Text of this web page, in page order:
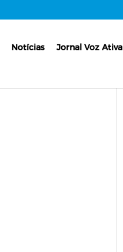
Notícias Jornal Voz Ativa